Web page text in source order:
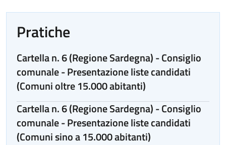
Pratiche
Cartella n. 6 (Regione Sardegna) - Consiglio
comunale - Presentazione liste candidati
(Comuni oltre 15.000 abitanti)
Cartella n. 6 (Regione Sardegna) - Consiglio
comunale - Presentazione liste candidati
(Comuni sino a 15.000 abitanti)